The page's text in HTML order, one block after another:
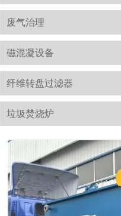
废气治理
磁混凝设备
纤维转盘过滤器
垃圾焚烧炉